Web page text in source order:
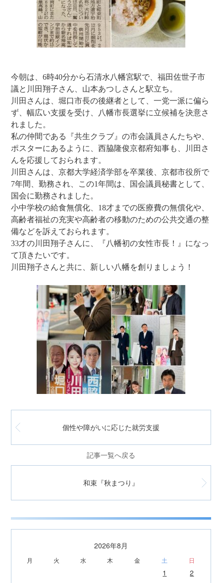
今朝は、6時40分から石清水八幡宮駅で、福田佐世子市
議と川田翔子さん、山本あつしさんと駅立ち。
川田さんは、堀口市長の後継者として、一党一派に偏ら
ず、幅広い支援を受け、八幡市長選挙に立候補を決意さ
れました。
私の仲間である『共生クラブ』の市会議員さんたちや、
ポスターにあるように、西脇隆俊京都府知事も、川田さ
んを応援しておられます。
川田さんは、京都大学経済学部を卒業後、京都市役所で
7年間、勤務され、この1年間は、国会議員秘書として、
国会に勤務されました。
小中学校の給食無償化、18才までの医療費の無償化や、
高齢者福祉の充実や高齢者の移動のための公共交通の整
備などを訴えておられます。
33才の川田翔子さんに、『八幡初の女性市長！』になっ
て頂きたいです。
川田翔子さんと共に、新しい八幡を創りましょう！
個性や障がいに応じた就労支援
記事一覧へ戻る
和束『秋まつり』
2026年8月
月 火 水 木 金 土 日
1
2